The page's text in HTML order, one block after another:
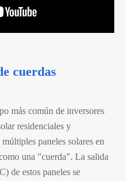
cuerdas
más común de inversores
residenciales y
paneles solares en
una "cuerda". La salida
de estos paneles se